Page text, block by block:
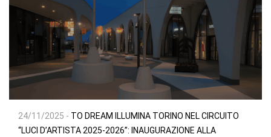
24/11/2025 - TO DREAM ILLUMINA TORINO NEL CIRCUITO
“LUCI D’ARTISTA 2025-2026”: INAUGURAZIONE ALLA